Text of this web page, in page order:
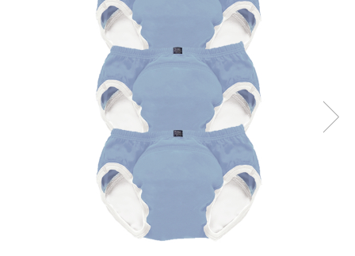
Jucarii pentru dentitie
CHARLIE BANANA
LOVE TO DREAM
Sac de dormit cu piciorușe
Sac de dormit pentru tranziție
Sac de dormit nou nascut
MY CARRY POTTY
Chilotei de antrenament la olita